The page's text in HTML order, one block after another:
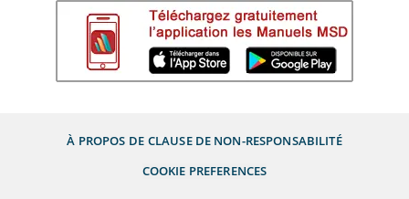
À PROPOS DE CLAUSE DE NON-RESPONSABILITÉ
COOKIE PREFERENCES